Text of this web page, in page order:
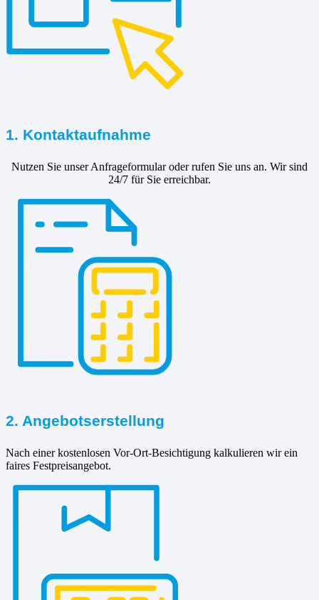
1. Kontaktaufnahme
Nutzen Sie unser Anfrageformular oder rufen Sie uns an. Wir sind
24/7 für Sie erreichbar.
2. Angebotserstellung
Nach einer kostenlosen Vor-Ort-Besichtigung kalkulieren wir ein
faires Festpreisangebot.